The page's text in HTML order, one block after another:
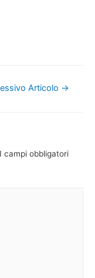
Articolo →
I campi obbligatori